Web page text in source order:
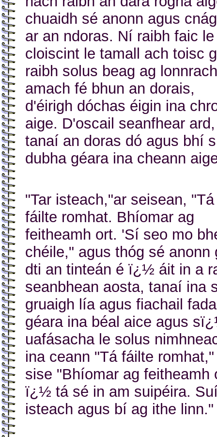
chuaidh sé anonn agus
ar an ndoras. Ní raibh faic le
cloiscint le tamall ach toisc
raibh solus beag ag lonnrach
amach fé bhun an dorais,
d'éirigh dóchas éigin ina
aige. D'oscail seanfhear ard,
tanaí an doras dó agus bhí
dubha géara ina cheann
"Tar isteach,"ar seisean, "Tá
fáilte romhat. Bhíomar ag
feitheamh ort. 'Sí seo mo
chéile," agus thóg sé anonn
dti an tinteán é ï¿½ áit in a
seanbhean aosta, tanaí ina
gruaigh lía agus fiachail fada
géara ina béal aice agus
uafásacha le solus
ina ceann "Tá fáilte
sise "Bhíomar ag feitheamh
ï¿½ tá sé in am suipéira.
isteach agus bí ag ithe linn."